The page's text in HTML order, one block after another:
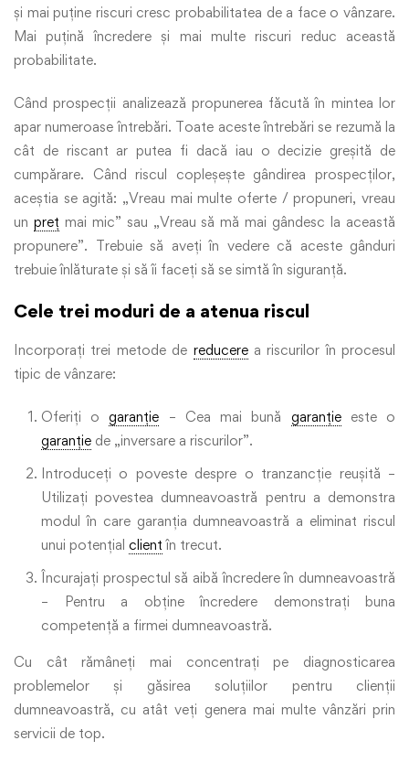
și mai puține riscuri cresc probabilitatea de a face o vânzare.
Mai puțină încredere și mai multe riscuri reduc această
probabilitate.
Când prospecții analizează propunerea făcută în mintea lor
apar numeroase întrebări. Toate aceste întrebări se rezumă la
cât de riscant ar putea fi dacă iau o decizie greșită de
cumpărare. Când riscul copleșește gândirea prospecților,
aceștia se agită: „Vreau mai multe oferte / propuneri, vreau
un preț mai mic” sau „Vreau să mă mai gândesc la această
propunere”. Trebuie să aveți în vedere că aceste gânduri
trebuie înlăturate și să îi faceți să se simtă în siguranță.
Cele trei moduri de a atenua riscul
Incorporați trei metode de reducerea riscurilor în procesul
tipic de vânzare:
Oferiți o garanție – Cea mai bună garanțieeste o
garanție de „inversare a riscurilor”.
Introduceți o poveste despre o tranzancție reușită –
Utilizați povestea dumneavoastră pentru a demonstra
modul în care garanția dumneavoastră a eliminat riscul
unui potențial client în trecut.
Încurajați prospectul să aibă încredere în dumneavoastră
– Pentru a obține încredere demonstrați buna
competență a firmei dumneavoastră.
Cu cât rămâneți mai concentrați pe diagnosticarea
problemelor și găsirea soluțiilor pentru clienții
dumneavoastră, cu atât veți genera mai multe vânzări prin
servicii de top.